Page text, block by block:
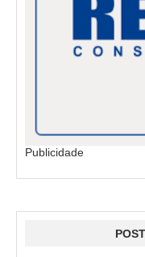
Publicidade